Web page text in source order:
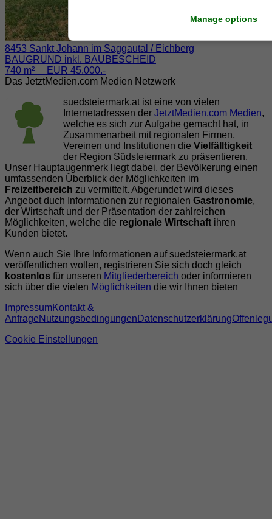
8453 Sankt Johann im Saggautal / Eichberg
BAUGRUND inkl. BAUBESCHEID
740 m² EUR 45.000.-
Das JetztMedien.com Medien Netzwerk
suedsteiermark.at ist eine von vielen
Internetadressen der JetztMedien.com Medien,
welche es sich zur Aufgabe gemacht hat, in
Zusammenarbeit mit regionalen Firmen,
Vereinen und Institutionen die Vielfälltigkeit
der Region Südsteiermark zu präsentieren.
Unser Hauptaugenmerk liegt dabei, der Bevölkerung einen
umfassenden Überblick der Möglichkeiten im
Freizeitbereich zu vermittelt. Abgerundet wird dieses
Angebot duch Informationen zur regionalen Gastronomie,
der Wirtschaft und der Präsentation der zahlreichen
Möglichkeiten, welche die regionale Wirtschaft ihren
Kunden bietet.
Wenn auch Sie Ihre Informationen auf suedsteiermark.at
veröffentlichen wollen, registrieren Sie sich doch gleich
kostenlos für unseren Mitgliederbereich oder informieren
sich über die vielen Möglichkeiten die wir Ihnen bieten
ImpressumKontakt &
AnfrageNutzungsbedingungen Datenschutzerklärung
Cookie Einstellungen
Manage options